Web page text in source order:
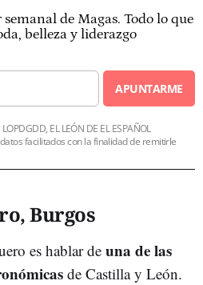
de Magas. Todo lo que
belleza y liderazgo
APUNTARME
EL LEÓN DE EL ESPAÑOL
facilitados con la finalidad de remitirle
Burgos
es hablar de una de las
de Castilla y León.